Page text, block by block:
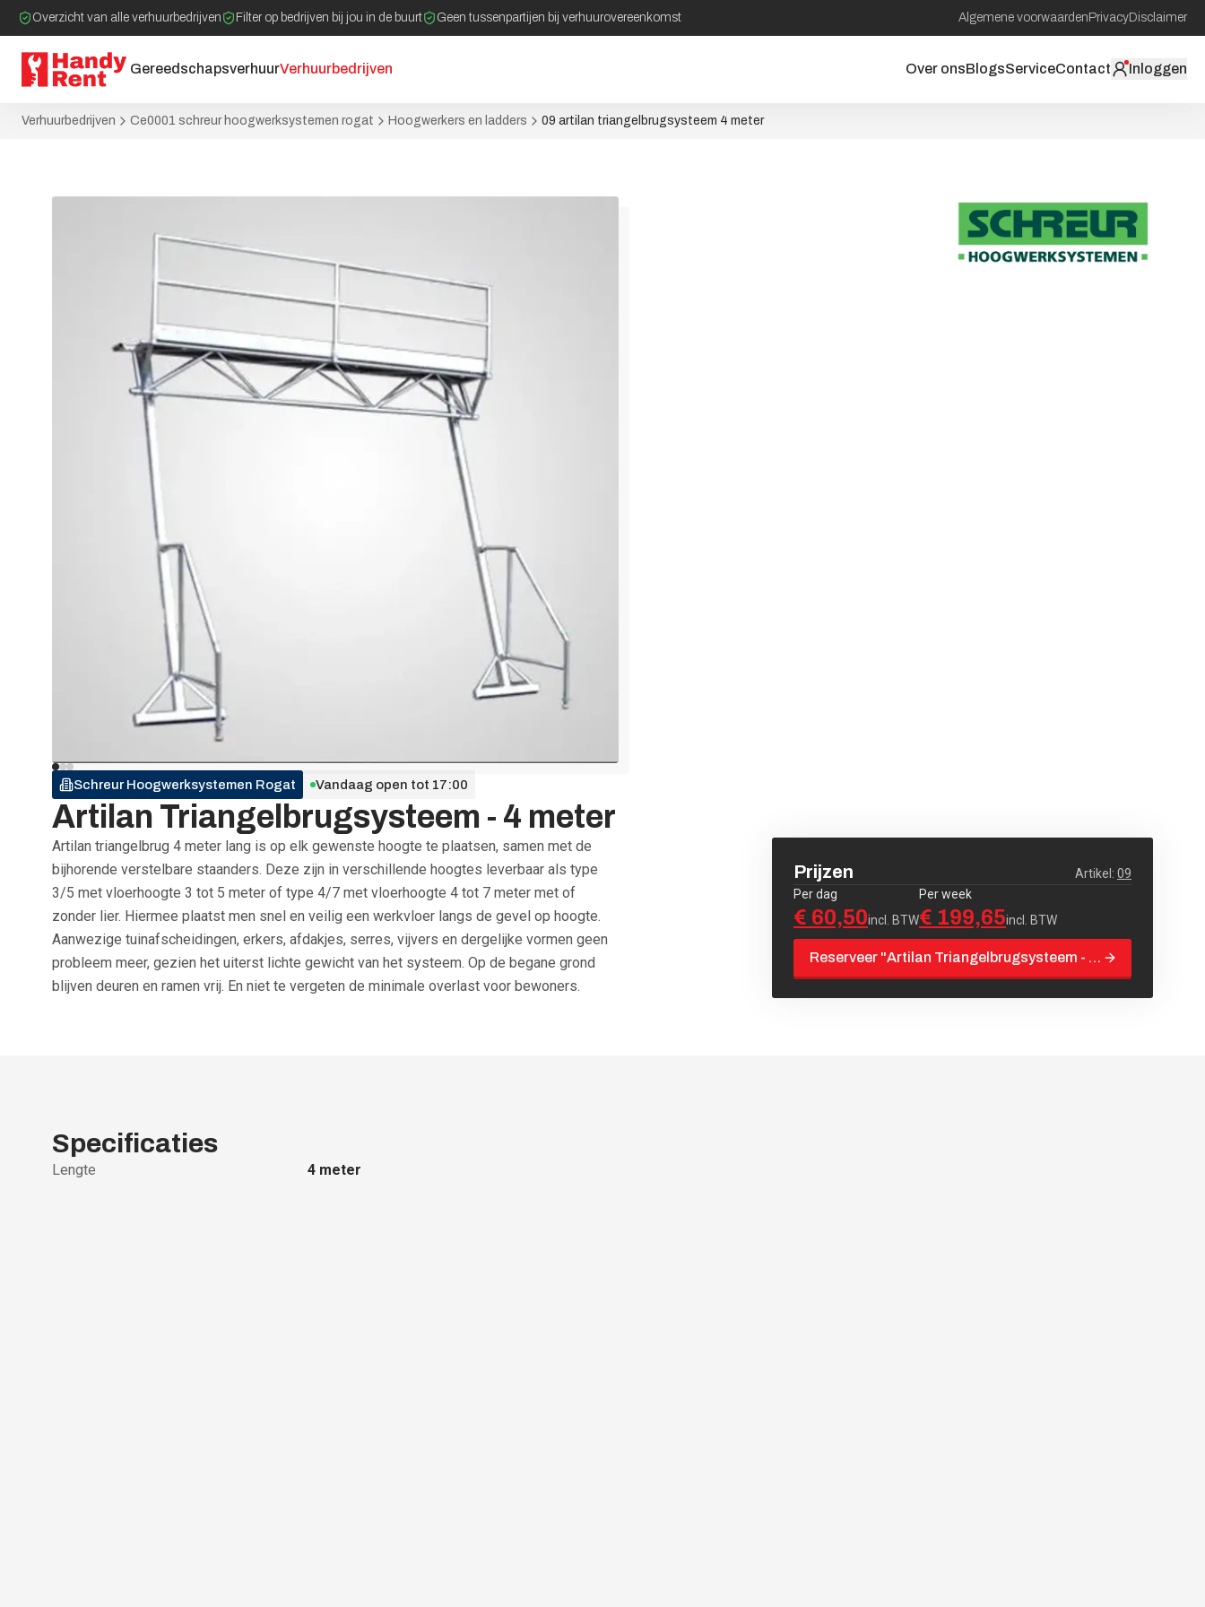
Overzicht van alle verhuurbedrijven Filter op bedrijven bij jou in de buurt Geen tussenpartijen bij verhuurovereenkomst Algemene voorwaarden PrivacyDisclaimer
GereedschapsverhuurVerhuurbedrijven Over onsBlogsServiceContact Inloggen
Verhuurbedrijven Ce0001 schreur hoogwerksystemen rogat Hoogwerkers en ladders 09 artilan triangelbrugsysteem 4 meter
Schreur Hoogwerksystemen Rogat Vandaag open tot 17:00
Artilan Triangelbrugsysteem - 4 meter
Artilan triangelbrug 4 meter lang is op elk gewenste hoogte te plaatsen, samen met de
bijhorende verstelbare staanders. Deze zijn in verschillende hoogtes leverbaar als type
3/5 met vloerhoogte 3 tot 5 meter of type 4/7 met vloerhoogte 4 tot 7 meter met of
zonder lier. Hiermee plaatst men snel en veilig een werkvloer langs de gevel op hoogte.
Aanwezige tuinafscheidingen, erkers, afdakjes, serres, vijvers en dergelijke vormen geen
probleem meer, gezien het uiterst lichte gewicht van het systeem. Op de begane grond
blijven deuren en ramen vrij. En niet te vergeten de minimale overlast voor bewoners.
Prijzen Artikel: 09
Per dag
€ 60,50incl. BTW
Per week
€ 199,65incl. BTW
Reserveer "Artilan Triangelbrugsysteem - 4 meter
Specificaties
Lengte 4 meter